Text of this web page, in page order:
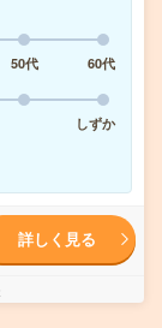
50代
60代
しずか
詳しく見る